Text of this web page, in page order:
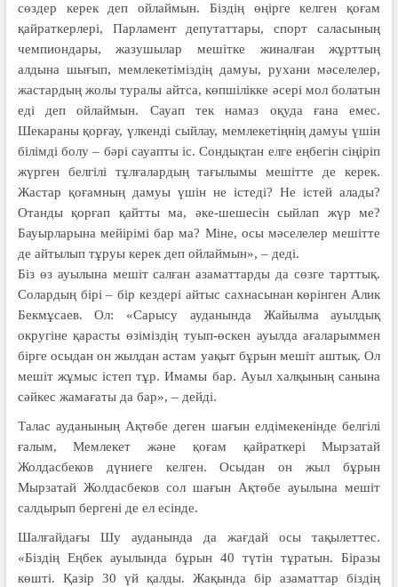
сөздер керек деп ойлаймын. Біздің өңірге келген қоғам
қайраткерлері, Парламент депутаттары, спорт саласының
чемпиондары, жазушылар мешітке жиналған жұрттың
алдына шығып, мемлекетіміздің дамуы, рухани мәселелер,
жастардың жолы туралы айтса, көпшілікке әсері мол болатын
еді деп ойлаймын. Сауап тек намаз оқуда ғана емес.
Шекараны қорғау, үлкенді сыйлау, мемлекетіңнің дамуы үшін
білімді болу – бәрі сауапты іс. Сондықтан елге еңбегін сіңіріп
жүрген белгілі тұлғалардың тағылымы мешітте де керек.
Жастар қоғамның дамуы үшін не істеді? Не істей алады?
Отанды қорғап қайтты ма, әке-шешесін сыйлап жүр ме?
Бауырларына мейірімі бар ма? Міне, осы мәселелер мешітте
де айтылып тұруы керек деп ойлаймын», – деді.
Біз өз ауылына мешіт салған азаматтарды да сөзге тарттық.
Солардың бірі – бір кездері айтыс сахнасынан көрінген Алик
Бекмұсаев. Ол: «Сарысу ауданында Жайылма ауылдық
округіне қарасты өзіміздің туып-өскен ауылда ағаларыммен
бірге осыдан он жылдан астам уақыт бұрын мешіт аштық. Ол
мешіт жұмыс істеп тұр. Имамы бар. Ауыл халқының санына
сәйкес жамағаты да бар», – дейді.
Талас ауданының Ақтөбе деген шағын елдімекенінде белгілі
ғалым, Мемлекет және қоғам қайраткері Мырзатай
Жолдасбеков дүниеге келген. Осыдан он жыл бұрын
Мырзатай Жолдасбеков сол шағын Ақтөбе ауылына мешіт
салдырып бергені де ел есінде.
Шалғайдағы Шу ауданында да жағдай осы тақылеттес.
«Біздің Еңбек ауылында бұрын 40 түтін тұратын. Біразы
көшті. Қазір 30 үй қалды. Жақында бір азаматтар біздің